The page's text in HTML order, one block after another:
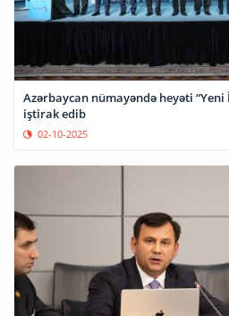
Azərbaycan nümayəndə heyəti
iştirak edib
02-10-2025